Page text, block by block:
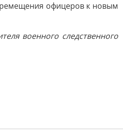
офицеров к новым
военного следственного